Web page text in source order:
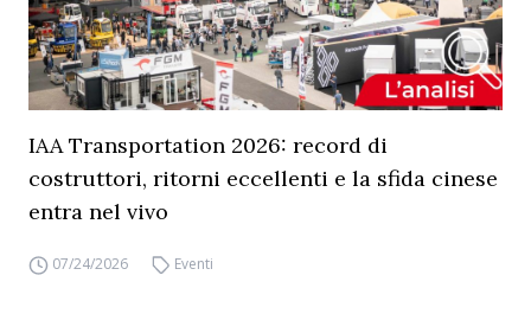
IAA Transportation 2026: record di
costruttori, ritorni eccellenti e la sfida cinese
entra nel vivo
07/24/2026 Eventi